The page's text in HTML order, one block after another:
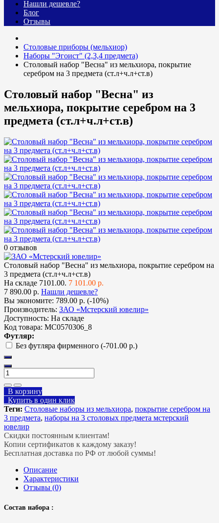
Нашли дешевле?
Блог
Отзывы
Столовые приборы (мельхиор)
Наборы "Эгоист" (2,3,4 предмета)
Столовый набор "Весна" из мельхиора, покрытие
серебром на 3 предмета (ст.л+ч.л+ст.в)
Столовый набор "Весна" из
мельхиора, покрытие серебром на 3
предмета (ст.л+ч.л+ст.в)
0 отзывов
Столовый набор "Весна" из мельхиора, покрытие серебром на
3 предмета (ст.л+ч.л+ст.в)
На складе 7101.00. 7 101.00 р.
7 890.00 р. Нашли дешевле?
Вы экономите: 789.00 р. (-10%)
Производитель: ЗАО «Мстерский ювелир»
Доступность: На складе
Код товара: МС0570306_8
Футляр:
Без футляра фирменного (-701.00 р.)
В корзину
Купить в один клик
Теги: Столовые наборы из мельхиора, покрытие серебром на
3 предмета, наборы на 3 столовых предмета мстерский
ювелир
Скидки постоянным клиентам!
Копии сертификатов к каждому заказу!
Бесплатная доставка по РФ от любой суммы!
Описание
Характеристики
Отзывы (0)
Состав набора :